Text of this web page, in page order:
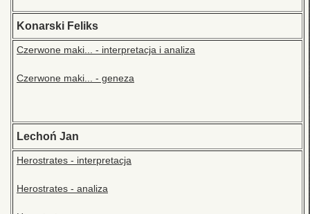
Konarski Feliks
Czerwone maki... - interpretacja i analiza
Czerwone maki... - geneza
Lechoń Jan
Herostrates - interpretacja
Herostrates - analiza